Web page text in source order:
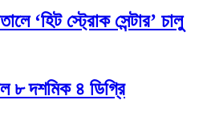
‘হিট স্ট্রোক সেন্টার’ চালু
৮ দশমিক ৪ ডিগ্রি